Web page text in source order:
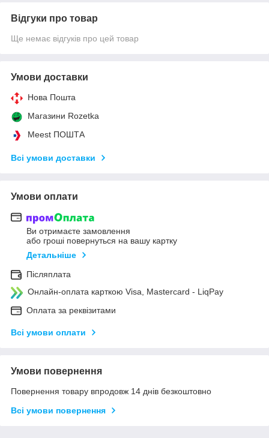
Відгуки про товар
Ще немає відгуків про цей товар
Умови доставки
Нова Пошта
Магазини Rozetka
Meest ПОШТА
Всі умови доставки
Умови оплати
Ви отримаєте замовлення
або гроші повернуться на вашу картку
Детальніше
Післяплата
Онлайн-оплата карткою Visa, Mastercard - LiqPay
Оплата за реквізитами
Всі умови оплати
Умови повернення
Повернення товару впродовж 14 днів безкоштовно
Всі умови повернення